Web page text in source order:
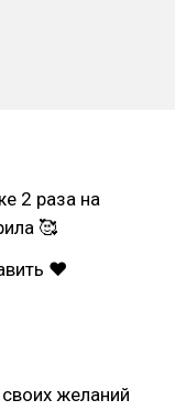
2 раза на
🥰
❤
желаний